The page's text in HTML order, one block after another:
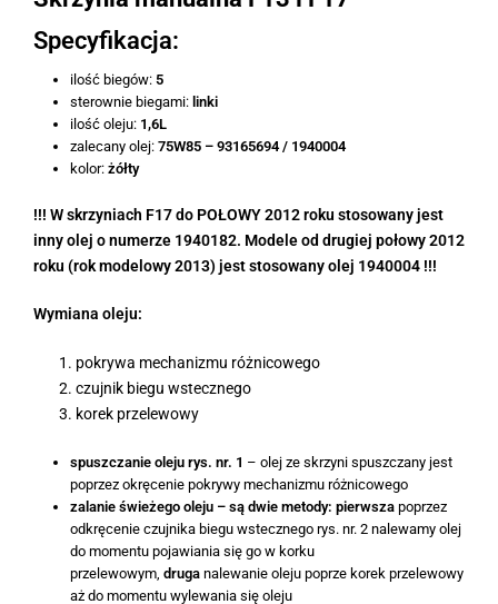
Specyfikacja:
ilość biegów:5
sterownie biegami:linki
ilość oleju: 1,6L
zalecany olej: 75W85 – 93165694 / 1940004
kolor:żółty
!!! W skrzyniach F17 do POŁOWY 2012 roku stosowany jest
inny olej o numerze 1940182. Modele od drugiej połowy 2012
roku (rok modelowy 2013) jest stosowany olej 1940004 !!!
Wymiana oleju:
pokrywa mechanizmu różnicowego
czujnik biegu wstecznego
korek przelewowy
spuszczanie oleju rys. nr. 1 – olej ze skrzyni spuszczany jest
poprzez okręcenie pokrywy mechanizmu różnicowego
zalanie świeżego oleju – są dwie metody:pierwsza poprzez
odkręcenie czujnika biegu wstecznego rys. nr. 2 nalewamy olej
do momentu pojawiania się go w korku
przelewowym,druganalewanie oleju poprze korek przelewowy
aż do momentu wylewania się oleju